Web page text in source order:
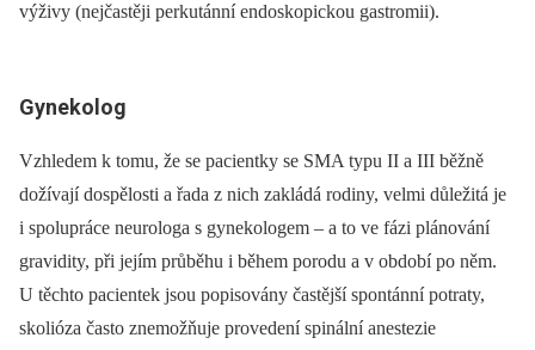
výživy (nejčastěji perkutánní endoskopickou gastromii).
Gynekolog
Vzhledem k tomu, že se pacientky se SMA typu II a III běžně
dožívají dospělosti a řada z nich zakládá rodiny, velmi důležitá je
i spolupráce neurologa s gynekologem –⁠ a to ve fázi plánování
gravidity, při jejím průběhu i během porodu a v období po něm.
U těchto pacientek jsou popisovány častější spontánní potraty,
skolióza často znemožňuje provedení spinální anestezie